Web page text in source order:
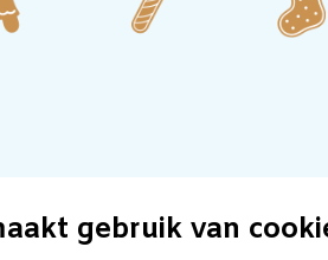
gebruik van